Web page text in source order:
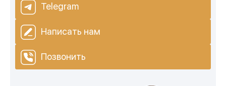
Telegram
Написать нам
Позвонить